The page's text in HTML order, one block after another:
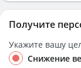
Получите
Укажите вашу
Снижение